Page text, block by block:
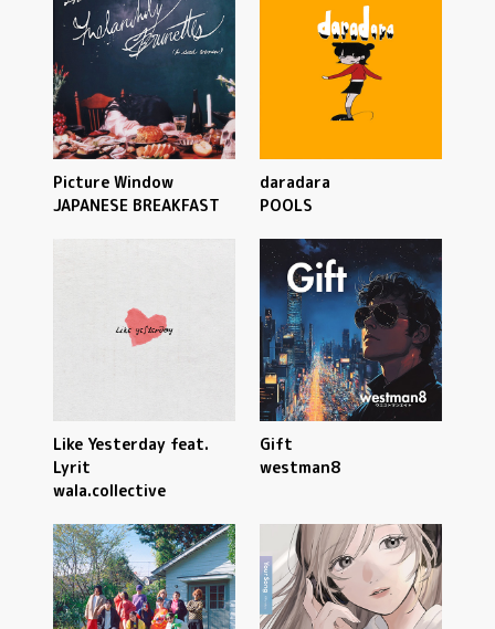
Picture Window
JAPANESE BREAKFAST
daradara
POOLS
Like Yesterday feat.
Lyrit
wala.collective
Gift
westman8